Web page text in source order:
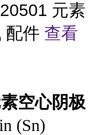
元素
配件 查看
空心阴极
(Sn)